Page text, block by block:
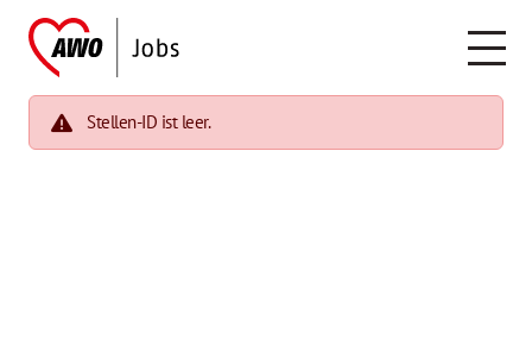
Stellen-ID ist leer.